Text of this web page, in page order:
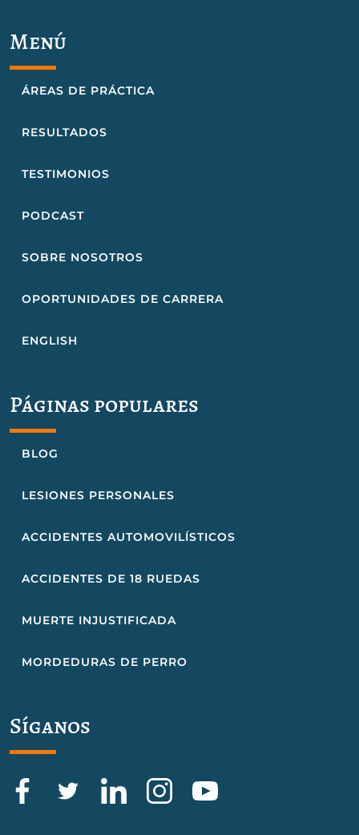
Menú
ÁREAS DE PRÁCTICA
RESULTADOS
TESTIMONIOS
PODCAST
SOBRE NOSOTROS
OPORTUNIDADES DE CARRERA
ENGLISH
Páginas populares
BLOG
LESIONES PERSONALES
ACCIDENTES AUTOMOVILÍSTICOS
ACCIDENTES DE 18 RUEDAS
MUERTE INJUSTIFICADA
MORDEDURAS DE PERRO
Síganos